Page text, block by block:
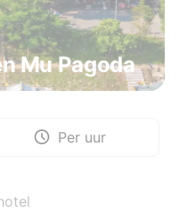
Mu Pagoda
Per uur